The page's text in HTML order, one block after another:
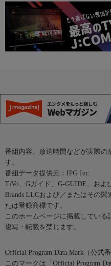
番組内容、放送時間などが実際の
す。
番組データ提供元：IPG Inc.
TiVo、Gガイド、G-GUIDE、およ
Brands LLCおよび／またはその
たは登録商標です。
このホームページに掲載してい
複写・転載を禁じます。
Official Program Data Mark（公式
このマークは「Official Program